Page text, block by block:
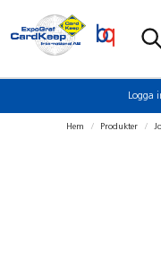
Logga
Hem Produkter